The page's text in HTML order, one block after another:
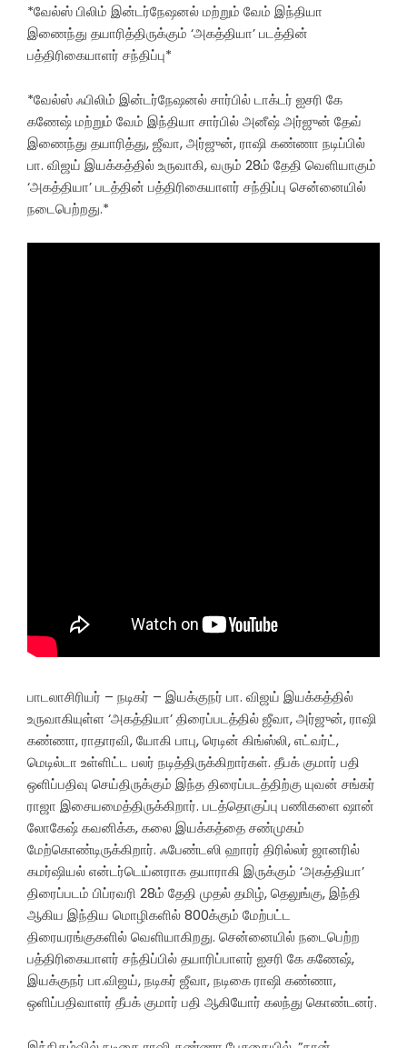
*வேல்ஸ் பிலிம் இன்டர்நேஷனல் மற்றும் வேம் இந்தியா
இணைந்து தயாரித்திருக்கும் ‘அகத்தியா’ படத்தின்
பத்திரிகையாளர் சந்திப்பு*
*வேல்ஸ் ஃபிலிம் இன்டர்நேஷனல் சார்பில் டாக்டர் ஐசரி கே
கணேஷ் மற்றும் வேம் இந்தியா சார்பில் அனீஷ் அர்ஜுன் தேவ்
இணைந்து தயாரித்து, ஜீவா, அர்ஜுன், ராஷி கண்ணா நடிப்பில்
பா. விஜய் இயக்கத்தில் உருவாகி, வரும் 28ம் தேதி வெளியாகும்
‘அகத்தியா’ படத்தின் பத்திரிகையாளர் சந்திப்பு சென்னையில்
நடைபெற்றது.*
பாடலாசிரியர் – நடிகர் – இயக்குநர் பா. விஜய் இயக்கத்தில்
உருவாகியுள்ள ‘அகத்தியா’ திரைப்படத்தில் ஜீவா, அர்ஜுன், ராஷி
கண்ணா, ராதாரவி, யோகி பாபு, ரெடின் கிங்ஸ்லி, எட்வர்ட்,
மெடில்டா உள்ளிட்ட பலர் நடித்திருக்கிறார்கள். தீபக் குமார் பதி
ஒளிப்பதிவு செய்திருக்கும் இந்த திரைப்படத்திற்கு யுவன் சங்கர்
ராஜா இசையமைத்திருக்கிறார். படத்தொகுப்பு பணிகளை ஷான்
லோகேஷ் கவனிக்க, கலை இயக்கத்தை சண்முகம்
மேற்கொண்டிருக்கிறார். ஃபேண்டஸி ஹாரர் திரில்லர் ஜானரில்
கமர்ஷியல் என்டர்டெய்னராக தயாராகி இருக்கும் ‘அகத்தியா’
திரைப்படம் பிப்ரவரி 28ம் தேதி முதல் தமிழ், தெலுங்கு, இந்தி
ஆகிய இந்திய மொழிகளில் 800க்கும் மேற்பட்ட
திரையரங்குகளில் வெளியாகிறது. சென்னையில் நடைபெற்ற
பத்திரிகையாளர் சந்திப்பில் தயாரிப்பாளர் ஐசரி கே கணேஷ்,
இயக்குநர் பா.விஜய், நடிகர் ஜீவா, நடிகை ராஷி கண்ணா,
ஒளிப்பதிவாளர் தீபக் குமார் பதி ஆகியோர் கலந்து கொண்டனர்.